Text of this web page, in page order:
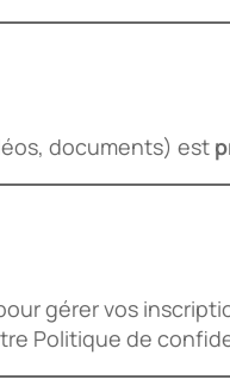
documents) est
gérer vos
Politique de